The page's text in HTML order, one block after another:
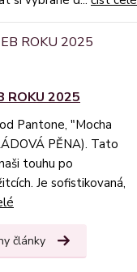
ROKU 2025
Pantone, "Mocha
PĚNA). Tato
touhu po
Je sofistikovaná,
články